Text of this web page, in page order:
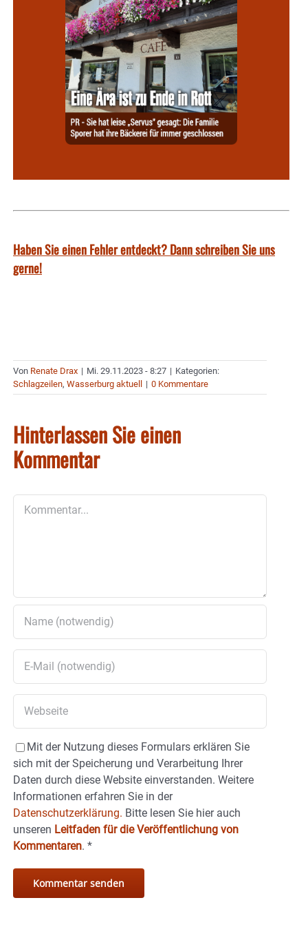
Haben Sie einen Fehler entdeckt? Dann schreiben Sie uns
gerne!
Von Renate Drax | Mi. 29.11.2023 - 8:27 | Kategorien:
Schlagzeilen, Wasserburg aktuell | 0 Kommentare
Hinterlassen Sie einen
Kommentar
Mit der Nutzung dieses Formulars erklären Sie
sich mit der Speicherung und Verarbeitung Ihrer
Daten durch diese Website einverstanden. Weitere
Informationen erfahren Sie in der
Datenschutzerklärung. Bitte lesen Sie hier auch
unseren Leitfaden für die Veröffentlichung von
Kommentaren. *